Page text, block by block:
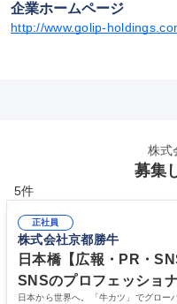
企業ホームページ
http://www.golip-
株式
募集
5件
正社員
株式会社京都勝牛
日本橋【広報・PR・
SNSのプロフェッショ
日本から世界へ。「牛カツ」でグロー